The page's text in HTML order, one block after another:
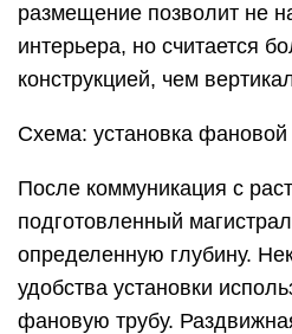
размещение позволит не
интерьера, но считается
конструкцией, чем
Схема: установка фановой
После коммуникация с
подготовленный
определенную глубину.
удобства установки
фановую трубу.